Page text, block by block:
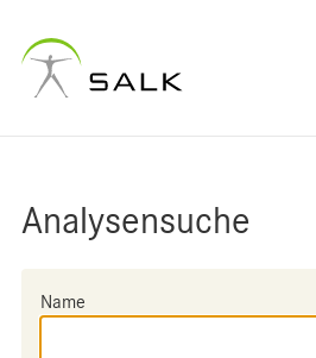
Analysensuche
Name